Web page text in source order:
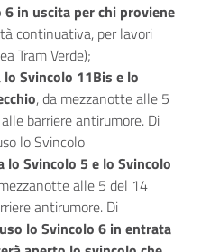
6 in uscita per chi proviene
continuativa, per lavori
Tram Verde);
lo Svincolo 11Bis e lo
, da mezzanotte alle 5
barriere antirumore. Di
lo Svincolo
Svincolo 5 e lo Svincolo
alle 5 del 14
antirumore. Di
lo Svincolo 6 in entrata